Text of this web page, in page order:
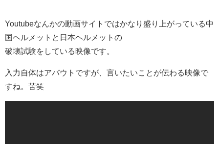
Youtubeなんかの動画サイトではかなり盛り上がっている中
国ヘルメットと日本ヘルメットの
破壊試験をしている映像です。
入力自体はアバウトですが、言いたいことが伝わる映像で
すね。苦笑